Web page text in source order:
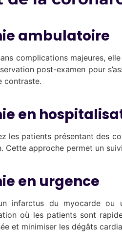
ambulatoire
complications majeures,
post-examen pour
contraste.
en
les patients présentant des
Cette approche permet un
en urgence
infarctus du myocarde
où les patients sont
et minimiser les dégâts